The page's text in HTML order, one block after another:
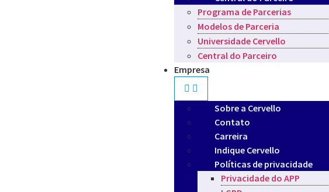
Programa de Parcerias
Modelos de Parceria
Universidade Cervello
Central do Parceiro
Empresa
Sobre a Cervello
Contato
Carreira
Indique Cervello
Políticas de privacidade
Privacidade do APP